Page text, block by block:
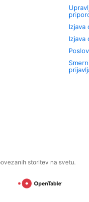
Izjava
Izjava
storitev na svetu.